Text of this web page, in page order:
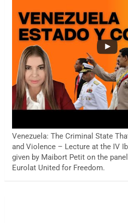
Venezuela: The Criminal State
and Violence – Lecture at the IV
given by Maibort Petit on the
Eurolat United for Freedom.